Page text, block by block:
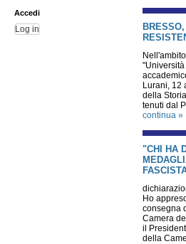
Accedi
Log in
Lurani, 12
della
tenuti dal
continua »
"CHI HA
Ho
consegna
Camera
il
della